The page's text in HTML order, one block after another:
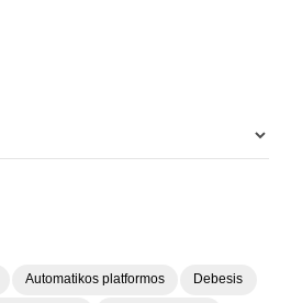
Automatikos platformos Debesis